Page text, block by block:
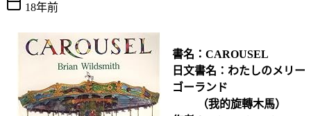
18年前
書名：CAROUSEL
日文書名：わたしのメリー
ゴーランド
（我的旋轉木馬）